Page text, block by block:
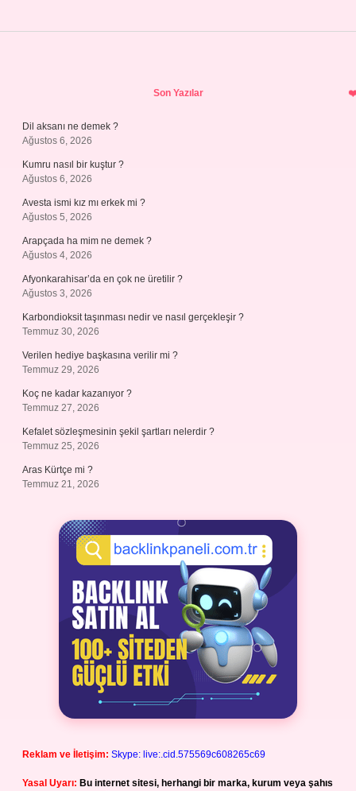
Son Yazılar
Dil aksanı ne demek ?
Ağustos 6, 2026
Kumru nasıl bir kuştur ?
Ağustos 6, 2026
Avesta ismi kız mı erkek mi ?
Ağustos 5, 2026
Arapçada ha mim ne demek ?
Ağustos 4, 2026
Afyonkarahisar’da en çok ne üretilir ?
Ağustos 3, 2026
Karbondioksit taşınması nedir ve nasıl gerçekleşir ?
Temmuz 30, 2026
Verilen hediye başkasına verilir mi ?
Temmuz 29, 2026
Koç ne kadar kazanıyor ?
Temmuz 27, 2026
Kefalet sözleşmesinin şekil şartları nelerdir ?
Temmuz 25, 2026
Aras Kürtçe mi ?
Temmuz 21, 2026
Reklam ve İletişim: Skype: live:.cid.575569c608265c69
Yasal Uyarı: Bu internet sitesi, herhangi bir marka, kurum veya şahıs